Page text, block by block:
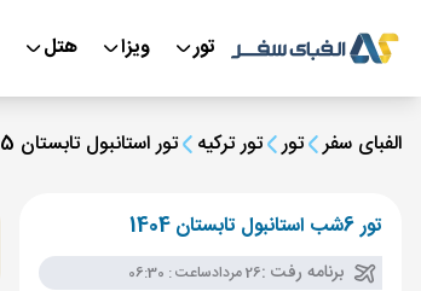
تور ویزا هتل
الفبای سفر تور تور ترکیه تور استانبول تابستان 1405
تور 6شب استانبول تابستان 1404
برنامه رفت :26 مرداد ساعت : 06:30